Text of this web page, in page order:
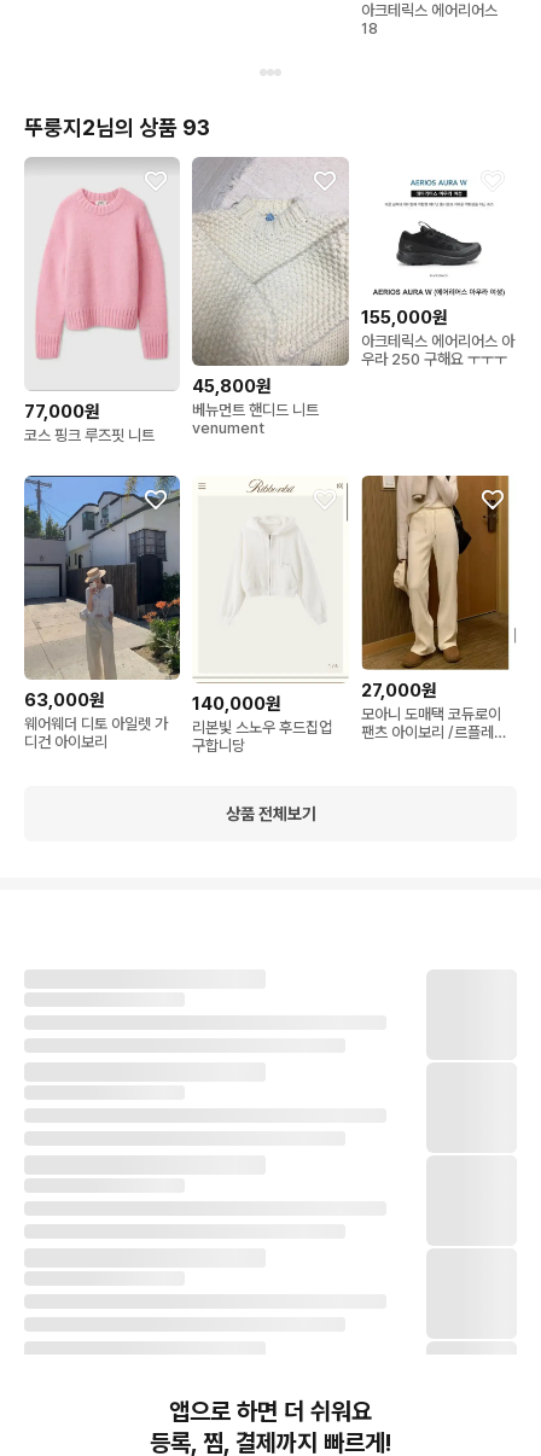
아크테릭스 에어리어스
18
뚜룽지2님의 상품 93
77,000원
코스 핑크 루즈핏 니트
45,800원
베뉴먼트 핸디드 니트
venument
155,000원
아크테릭스 에어리어스 아
우라 250 구해요 ㅜㅜㅜ
63,000원
웨어웨더 디토 아일렛 가
디건 아이보리
140,000원
리본빛 스노우 후드집업
구합니당
27,000원
모아니 도매택 코듀로이
팬츠 아이보리 /르플레인
상품 전체보기
앱으로 하면 더 쉬워요
등록, 찜, 결제까지 빠르게!